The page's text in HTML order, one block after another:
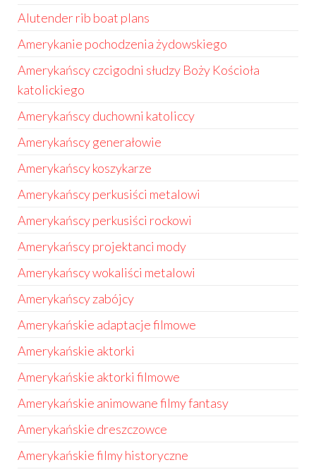
Alutender rib boat plans
Amerykanie pochodzenia żydowskiego
Amerykańscy czcigodni słudzy Boży Kościoła
katolickiego
Amerykańscy duchowni katoliccy
Amerykańscy generałowie
Amerykańscy koszykarze
Amerykańscy perkusiści metalowi
Amerykańscy perkusiści rockowi
Amerykańscy projektanci mody
Amerykańscy wokaliści metalowi
Amerykańscy zabójcy
Amerykańskie adaptacje filmowe
Amerykańskie aktorki
Amerykańskie aktorki filmowe
Amerykańskie animowane filmy fantasy
Amerykańskie dreszczowce
Amerykańskie filmy historyczne